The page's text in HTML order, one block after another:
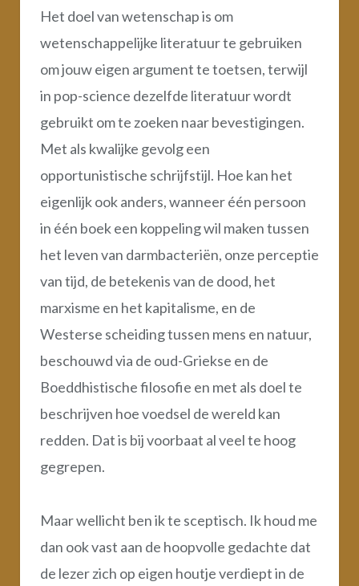
Het doel van wetenschap is om
wetenschappelijke literatuur te gebruiken
om jouw eigen argument te toetsen, terwijl
in pop-science dezelfde literatuur wordt
gebruikt om te zoeken naar bevestigingen.
Met als kwalijke gevolg een
opportunistische schrijfstijl. Hoe kan het
eigenlijk ook anders, wanneer één persoon
in één boek een koppeling wil maken tussen
het leven van darmbacteriën, onze perceptie
van tijd, de betekenis van de dood, het
marxisme en het kapitalisme, en de
Westerse scheiding tussen mens en natuur,
beschouwd via de oud-Griekse en de
Boeddhistische filosofie en met als doel te
beschrijven hoe voedsel de wereld kan
redden. Dat is bij voorbaat al veel te hoog
gegrepen.
Maar wellicht ben ik te sceptisch. Ik houd me
dan ook vast aan de hoopvolle gedachte dat
de lezer zich op eigen houtje verdiept in de